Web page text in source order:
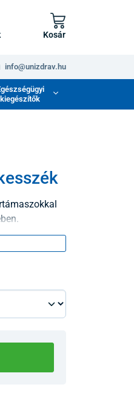
Kosár
info@unizdrav.hu
kiegészítők